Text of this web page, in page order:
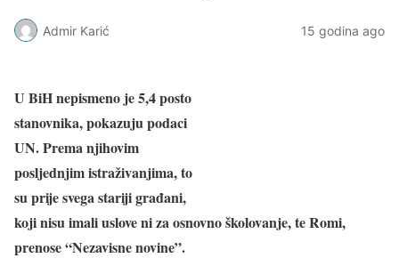
Admir Karić 15 godina ago
U BiH nepismeno je 5,4 posto
stanovnika, pokazuju podaci
UN. Prema njihovim
posljednjim istraživanjima, to
su prije svega stariji građani,
koji nisu imali uslove ni za osnovno školovanje, te Romi,
prenose “Nezavisne novine”.